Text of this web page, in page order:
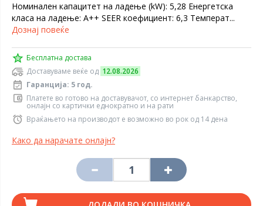
Номинален капацитет на ладење (kW): 5,28 Енергетска
класа на ладење: A++ SEER коефициент: 6,3 Температ...
Дознај повеќе
Бесплатна достава
Доставуваме веќе од 12.08.2026
Гаранција: 5 год.
Платете во готово на доставувачот, со интернет банкарство,
онлајн со картички еднократно и на рати
Враќањето на производот е возможно во рок од 14 дена
Како да нарачате онлајн?